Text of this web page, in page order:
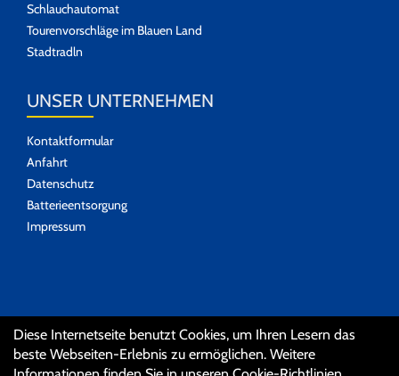
Schlauchautomat
Tourenvorschläge im Blauen Land
Stadtradln
UNSER UNTERNEHMEN
Kontaktformular
Anfahrt
Datenschutz
Batterieentsorgung
Impressum
SOZIALE MEDIEN
Diese Internetseite benutzt Cookies, um Ihren Lesern das
beste Webseiten-Erlebnis zu ermöglichen. Weitere